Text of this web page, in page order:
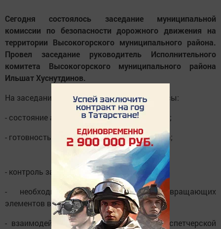
Сегодня состоялось заседание муниципальной
комиссии по безопасности дорожного движения на
территории Высокогорского муниципального района.
Провел заседание руководитель Исполнительного
комитета Высокогорского муниципального района
Ильшат Хуснутдинов.
На заседании затронули следующие вопросы:
- состояние аварийности на дорогах района;
- готовность служб к очистке дорог от снега;
- контроль за школьными автобусами;
- необходимость ношения световозвращающих
элементов в темное время суток;
- взаимодействие с Единой дежурной диспетчерской